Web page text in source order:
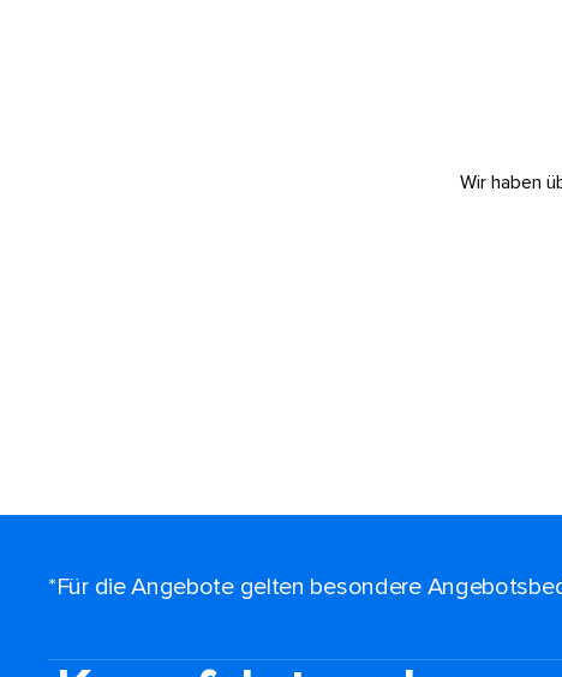
Wir haben
*Für die Angebote gelten besondere